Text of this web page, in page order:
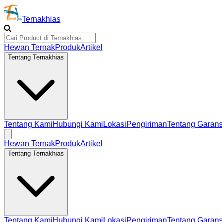
Ternakhias
Hewan TernakProdukArtikel
Tentang Ternakhias
Tentang KamiHubungi Kami LokasiPengirimanTentang
Hewan TernakProdukArtikel
Tentang Ternakhias
Tentang KamiHubungi Kami LokasiPengirimanTentang